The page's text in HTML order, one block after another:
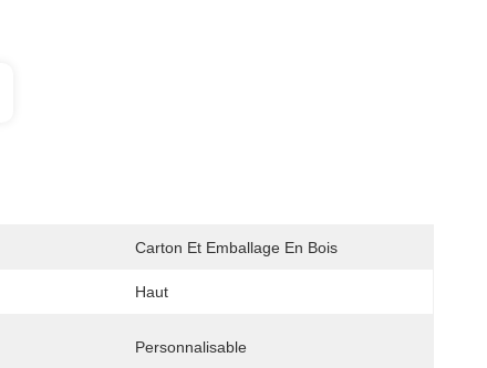
Carton Et Emballage En Bois
Haut
Personnalisable